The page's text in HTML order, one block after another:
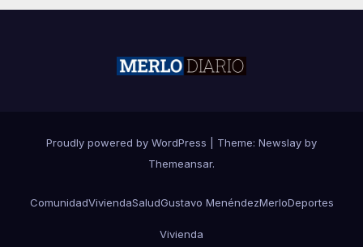
Proudly powered by WordPress Theme: Newslay by
Themeansar.
ComunidadViviendaSaludGustavo MenéndezMerloDeportes
Vivienda